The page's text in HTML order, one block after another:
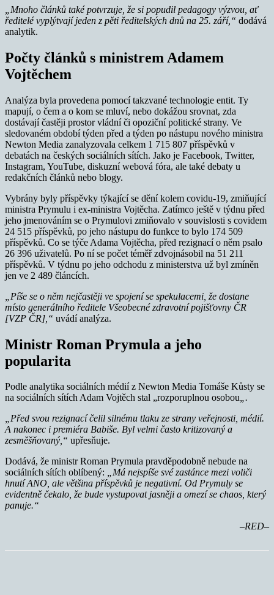
„Mnoho článků také potvrzuje, že si popudil pedagogy výzvou, ať
ředitelé vyplýtvajíjeden z pěti ředitelských dnů na 25. září, “ dodává
analytik.
Počty článků s ministrem Adamem
Vojtěchem
Analýza byla provedena pomocí takzvané technologie entit. Ty
mapují, o čem a o kom se mluví, nebo dokážou srovnat, zda
dostávají častěji prostor vládní či opoziční politické strany. Ve
sledovaném období týden před a týden po nástupu nového ministra
Newton Media zanalyzovala celkem 1 715 807 příspěvků v
debatách na českých sociálních sítích. Jako je Facebook, Twitter,
Instagram, YouTube, diskuzní webová fóra, ale také debaty u
redakčních článků nebo blogy.
Vybrány byly příspěvky týkající se dění kolem covidu-19, zmiňující
ministra Prymulu i ex-ministra Vojtěcha. Zatímco ještě v týdnu před
jeho jmenováním se o Prymulovi zmiňovalo v souvislosti s covidem
24 515 příspěvků, po jeho nástupu do funkce to bylo 174 509
příspěvků. Co se týče Adama Vojtěcha, před rezignací o něm psalo
26 396 uživatelů. Po ní se počet téměř zdvojnásobil na 51 211
příspěvků. V týdnu po jeho odchodu z ministerstva už byl zmíněn
jen ve 2 489 článcích.
„Píše se o něm nejčastěji ve spojení se spekulacemi, že dostane
místo generálního ředitele Všeobecné zdravotní pojišťovny ČR
[VZP ČR],“ uvádí analýza.
Ministr Roman Prymula a jeho
popularita
Podle analytika sociálních médií z Newton Media Tomáše Kůsty se
na sociálních sítích Adam Vojtěch stal „rozporuplnou osobou„.
„Před svou rezignací čelil silnému tlaku ze strany veřejnosti, médií.
A nakonec i premiéra Babiše. Byl velmi často kritizovaný a
zesměšňovaný,“ upřesňuje.
Dodává, že ministr Roman Prymula pravděpodobně nebude na
sociálních sítích oblíbený: „Má nejspíše své zastánce mezi voliči
hnutí ANO, ale většina příspěvků je negativní. Od Prymuly se
evidentně čekalo, že bude vystupovat jasněji a omezí se chaos, který
panuje.“
–RED–